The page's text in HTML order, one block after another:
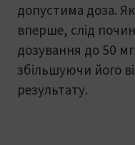
допустима доза.
вперше, слід
дозування до 50
збільшуючи його
результату.